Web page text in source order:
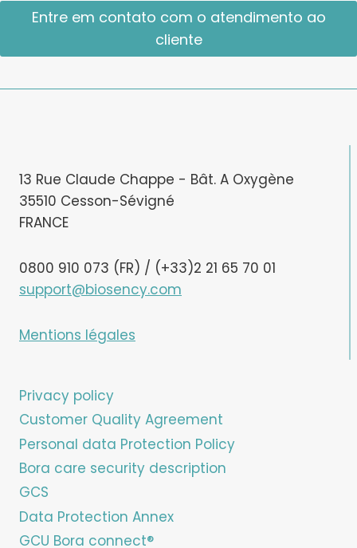
Entre em contato com o atendimento ao
cliente
13 Rue Claude Chappe - Bât. A Oxygène
35510 Cesson-Sévigné
FRANCE
0800 910 073 (FR) / (+33)2 21 65 70 01
support@biosency.com
Mentions légales
Privacy policy
Customer Quality Agreement
Personal data Protection Policy
Bora care security description
GCS
Data Protection Annex
GCU Bora connect®